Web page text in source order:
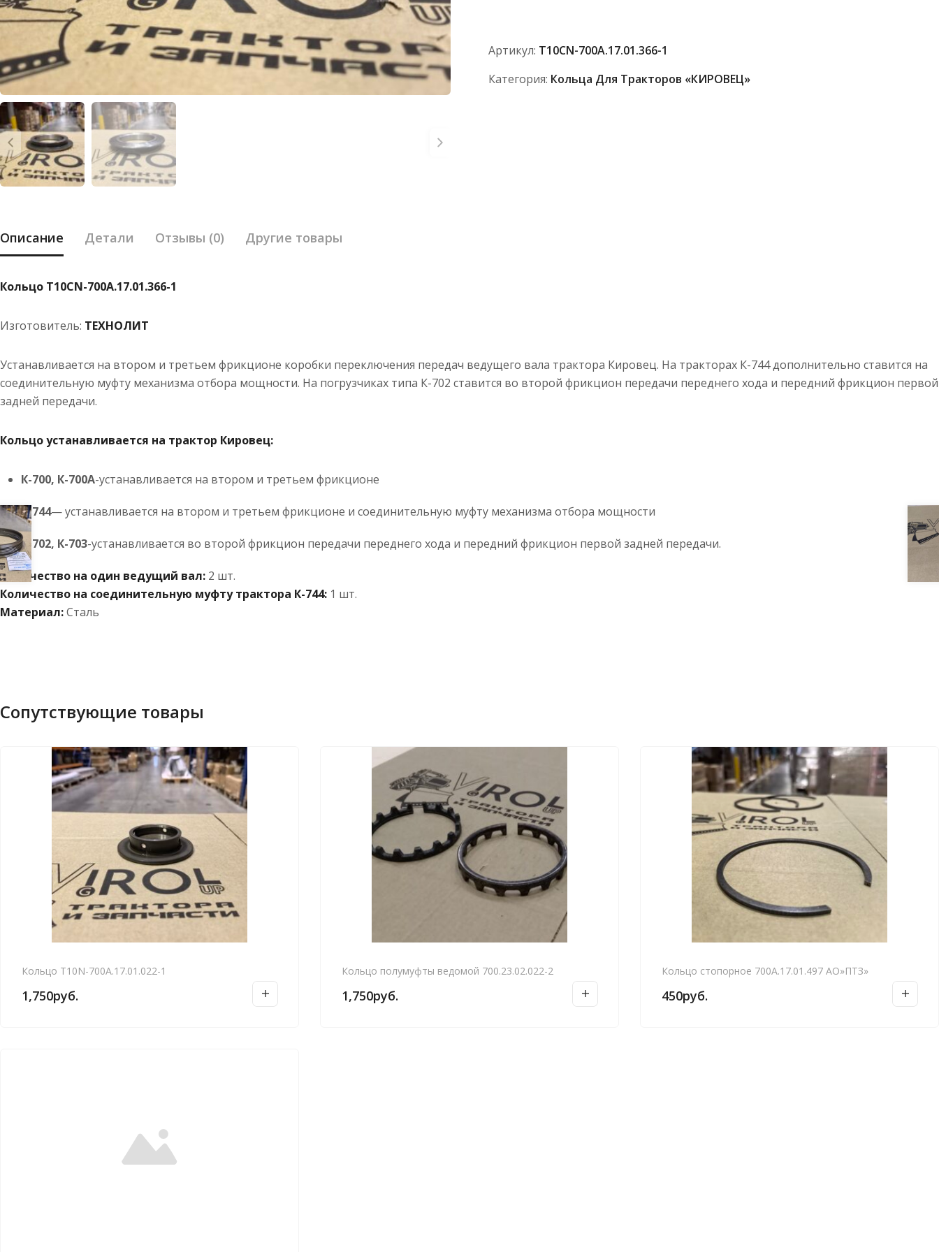
Артикул: Т10CN-700А.17.01.366-1
Категория: Кольца Для Тракторов «КИРОВЕЦ»
Описание Детали Отзывы (0) Другие товары
Кольцо Т10CN-700А.17.01.366-1
Изготовитель: ТЕХНОЛИТ
Устанавливается на втором и третьем фрикционе коробки переключения передач ведущего вала трактора Кировец. На тракторах К-744 дополнительно ставится на
соединительную муфту механизма отбора мощности. На погрузчиках типа К-702 ставится во второй фрикцион передачи переднего хода и передний фрикцион первой
задней передачи.
Кольцо устанавливается на трактор Кировец:
К-700, К-700А-устанавливается на втором и третьем фрикционе
К-744— устанавливается на втором и третьем фрикционе и соединительную муфту механизма отбора мощности
К-702, К-703-устанавливается во второй фрикцион передачи переднего хода и передний фрикцион первой задней передачи.
Количество на один ведущий вал: 2 шт.
Количество на соединительную муфту трактора К-744: 1 шт.
Материал:Сталь
Сопутствующие товары
Кольцо Т10N-700А.17.01.022-1
1,750руб.
Кольцо полумуфты ведомой 700.23.02.022-2
1,750руб.
Кольцо стопорное 700А.17.01.497 АО»ПТЗ»
450руб.